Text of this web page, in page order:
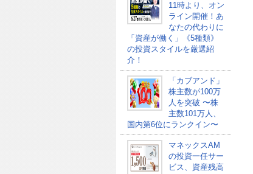
11時より、オン
ライン開催！あ
なたの代わりに
「資産が働く」《5種類》
の投資スタイルを厳選紹
介！
「カブアンド」
株主数が100万
人を突破 〜株
主数101万人、
国内第6位にランクイン〜
マネックスAM
の投資一任サー
ビス、資産残高